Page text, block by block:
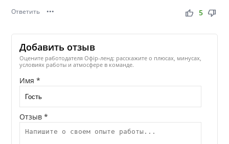
Ответить ••• thumb_up thumb_down
5
Добавить отзыв
Оцените работодателя Офір-ленд: расскажите о плюсах, минусах,
условиях работы и атмосфере в команде.
Имя *
Отзыв *